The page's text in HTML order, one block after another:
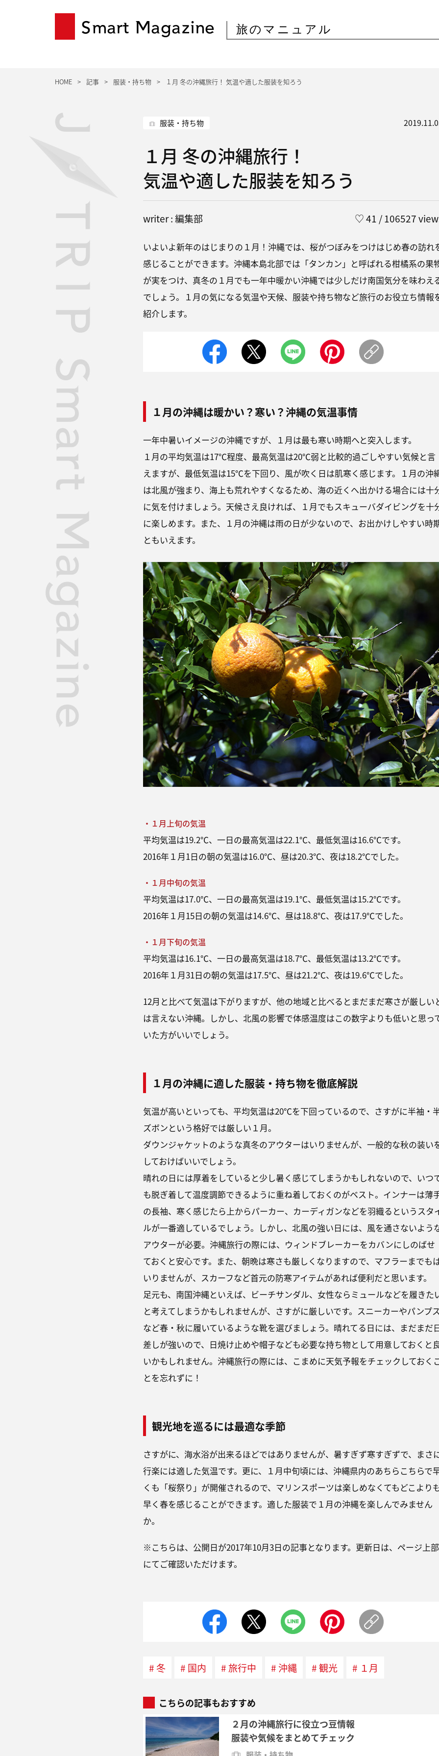
Smart Magazine 旅のマニュアル
HOME 記事 服装・持ち物 １月 冬の沖縄旅行！ 気温や適した服装を知ろう
服装・持ち物
１月 冬の沖縄旅行！
気温や適した服装を知ろう
writer : 編集部 ♡41 / 106527
いよいよ新年のはじまりの１月！沖縄では、桜がつぼみをつけはじめ春の訪れ
感じることができます。沖縄本島北部では「タンカン」と呼ばれる柑橘系の果
が実をつけ、真冬の１月でも一年中暖かい沖縄では少しだけ南国気分を味わえ
でしょう。１月の気になる気温や天候、服装や持ち物など旅行のお役立ち情報
紹介します。
１月の沖縄は暖かい？寒い？沖縄の気温事情
一年中暑いイメージの沖縄ですが、１月は最も寒い時期へと突入します。
１月の平均気温は17℃程度、最高気温は20℃弱と比較的過ごしやすい気候と言
えますが、最低気温は15℃を下回り、風が吹く日は肌寒く感じます。１月の沖
は北風が強まり、海上も荒れやすくなるため、海の近くへ出かける場合には十
に気を付けましょう。天候さえ良ければ、１月でもスキューバダイビングを十
に楽しめます。また、１月の沖縄は雨の日が少ないので、お出かけしやすい時
ともいえます。
・１月上旬の気温
平均気温は19.2℃、一日の最高気温は22.1℃、最低気温は16.6℃です。
2016年１月1日の朝の気温は16.0℃、昼は20.3℃、夜は18.2℃でした。
・１月中旬の気温
平均気温は17.0℃、一日の最高気温は19.1℃、最低気温は15.2℃です。
2016年１月15日の朝の気温は14.6℃、昼は18.8℃、夜は17.9℃でした。
・１月下旬の気温
平均気温は16.1℃、一日の最高気温は18.7℃、最低気温は13.2℃です。
2016年１月31日の朝の気温は17.5℃、昼は21.2℃、夜は19.6℃でした。
12月と比べて気温は下がりますが、他の地域と比べるとまだまだ寒さが厳しい
は言えない沖縄。しかし、北風の影響で体感温度はこの数字よりも低いと思っ
いた方がいいでしょう。
１月の沖縄に適した服装・持ち物を徹底解説
気温が高いといっても、平均気温は20℃を下回っているので、さすがに半袖・
ズボンという格好では厳しい１月。
ダウンジャケットのような真冬のアウターはいりませんが、一般的な秋の装い
しておけばいいでしょう。
晴れの日には厚着をしていると少し暑く感じてしまうかもしれないので、いつ
も脱ぎ着して温度調節できるように重ね着しておくのがベスト。インナーは薄
の長袖、寒く感じたら上からパーカー、カーディガンなどを羽織るというスタ
ルが一番適しているでしょう。しかし、北風の強い日には、風を通さないよう
アウターが必要。沖縄旅行の際には、ウィンドブレーカーをカバンにしのばせ
ておくと安心です。また、朝晩は寒さも厳しくなりますので、マフラーまでも
いりませんが、スカーフなど首元の防寒アイテムがあれば便利だと思います。
足元も、南国沖縄といえば、ビーチサンダル、女性ならミュールなどを履きた
と考えてしまうかもしれませんが、さすがに厳しいです。スニーカーやパンプ
など春・秋に履いているような靴を選びましょう。晴れてる日には、まだまだ
差しが強いので、日焼け止めや帽子なども必要な持ち物として用意しておくと
いかもしれません。沖縄旅行の際には、こまめに天気予報をチェックしておく
とを忘れずに！
観光地を巡るには最適な季節
さすがに、海水浴が出来るほどではありませんが、暑すぎず寒すぎずで、まさ
行楽には適した気温です。更に、１月中旬頃には、沖縄県内のあちらこちらで
くも「桜祭り」が開催されるので、マリンスポーツは楽しめなくてもどこより
早く春を感じることができます。適した服装で１月の沖縄を楽しんでみません
か。
※こちらは、公開日が2017年10月3日の記事となります。更新日は、ページ上部
にてご確認いただけます。
冬 国内 旅行中 沖縄 観光 １月
こちらの記事もおすすめ
２月の沖縄旅行に役立つ豆情報
服装や気候をまとめてチェック